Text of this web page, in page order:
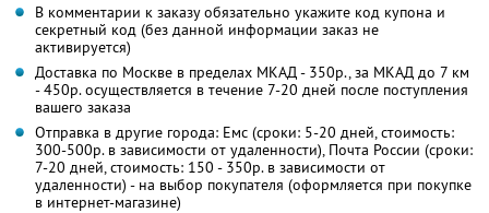
В комментарии к заказу обязательно укажите код купона и
секретный код (без данной информации заказ не
активируется)
Доставка по Москве в пределах МКАД - 350р., за МКАД до 7 км
- 450р. осуществляется в течение 7-20 дней после поступления
вашего заказа
Отправка в другие города: Емс (сроки: 5-20 дней, стоимость:
300-500р. в зависимости от удаленности), Почта России (сроки:
7-20 дней, стоимость: 150 - 350р. в зависимости от
удаленности) - на выбор покупателя (оформляется при покупке
в интернет-магазине)